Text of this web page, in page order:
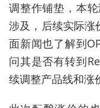
调整作铺垫，本
涉及，后续实际涨
面新闻也了解到
问其是否有转到
续调整产品线和涨